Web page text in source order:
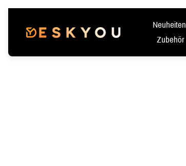
Laden-
Logo"
Neuheiten
Zubehör